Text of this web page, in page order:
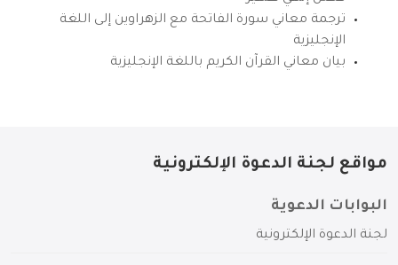
ترجمة معاني سورة الفاتحة مع الزهراوين إلى اللغة
الإنجليزية
بيان معاني القرآن الكريم باللغة الإنجليزية
مواقع لجنة الدعوة الإلكترونية
البوابات الدعوية
لجنة الدعوة الإلكترونية